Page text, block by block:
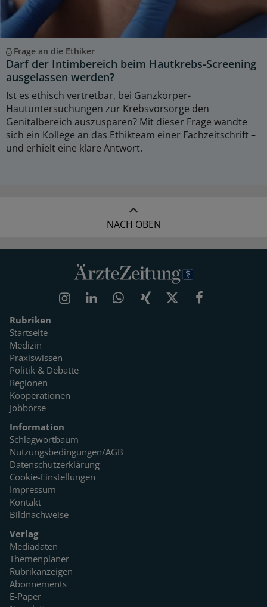
Frage an die Ethiker
Darf der Intimbereich beim Hautkrebs-Screening
ausgelassen werden?
Ist es ethisch vertretbar, bei Ganzkörper-
Hautuntersuchungen zur Krebsvorsorge den
Genitalbereich auszusparen? Mit dieser Frage wandte
sich ein Kollege an das Ethikteam einer Fachzeitschrift –
und erhielt eine klare Antwort.
NACH OBEN
Rubriken
Startseite
Medizin
Praxiswissen
Politik & Debatte
Regionen
Kooperationen
Jobbörse
Information
Schlagwortbaum
Nutzungsbedingungen/AGB
Datenschutzerklärung
Cookie-Einstellungen
Impressum
Kontakt
Bildnachweise
Verlag
Mediadaten
Themenplaner
Rubrikanzeigen
Abonnements
E-Paper